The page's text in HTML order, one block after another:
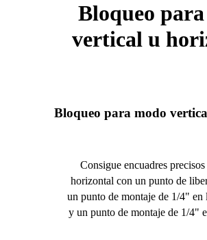
Bloqueo
vertical u
Bloqueo para modo
Consigue encuadres
horizontal con un punto de
un punto de montaje de 1/4" en
y un punto de montaje de 1/4"